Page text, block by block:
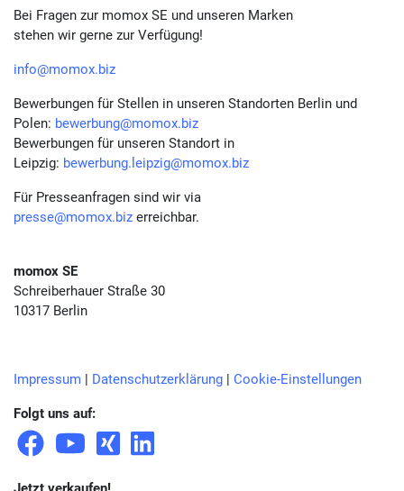
Bei Fragen zur momox SE und unseren Marken
stehen wir gerne zur Verfügung!
info@momox.biz
Bewerbungen für Stellen in unseren Standorten Berlin und
Polen: bewerbung@momox.biz
Bewerbungen für unseren Standort in
Leipzig: bewerbung.leipzig@momox.biz
Für Presseanfragen sind wir via
presse@momox.biz erreichbar.
momox SE
Schreiberhauer Straße 30
10317 Berlin
Impressum | Datenschutzerklärung | Cookie-Einstellungen
Folgt uns auf: